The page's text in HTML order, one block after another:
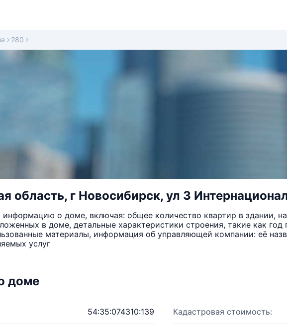
280
область, г Новосибирск, ул 3
о доме, включая: общее количество квартир в здании,
в доме, детальные характеристики строения, такие как год
материалы, информация об управляющей компании: её
услуг
доме
54:35:074310:139 Кадастровая стоимость: